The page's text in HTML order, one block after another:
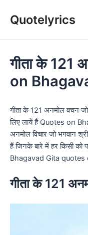
Quotelyrics
गीता के 121
on
गीता के 121 अनमोल वचन
लिए लायें हैं Quotes on
अनमोल विचार जो भगवान
हैं जिनके बारे में हर किसी को
Bhagavad Gita quotes
गीता के 121